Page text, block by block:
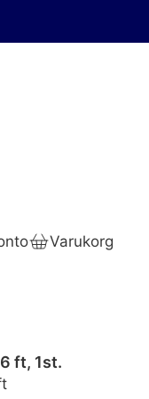
Varukorg
ft, 1st.